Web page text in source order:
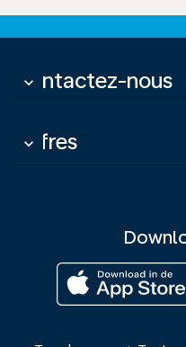
Contactez-nous
keyboard_arrow_down
Offres
keyboard_arrow_down